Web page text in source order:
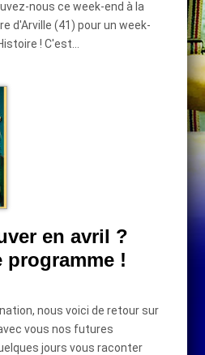
nous ce week-end à la
d'Arville (41) pour un week-
! C'est…
en avril ?
programme !
nous voici de retour sur
vous nos futures
jours vous raconter